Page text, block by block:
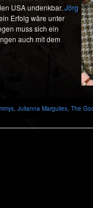
USA undenkbar. Jörg
Erfolg wäre unter
muss sich ein
auch mit dem
, Julianna Margulies, The